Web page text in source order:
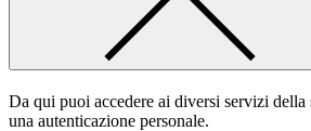
Da qui puoi accedere ai diversi servizi
una autenticazione personale.